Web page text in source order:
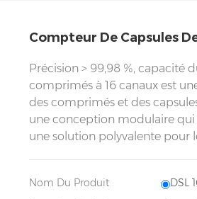
Compteur De Capsules
Précision > 99,98 %, capacité
comprimés à 16 canaux est
des comprimés et des
une conception modulaire qui
une solution polyvalente pour
Nom Du Produit
DSL